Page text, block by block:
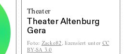
Theater
Theater Altenburg
Gera
Foto: Zacke82 , lizensiert unter CC
BY-SA 3.0